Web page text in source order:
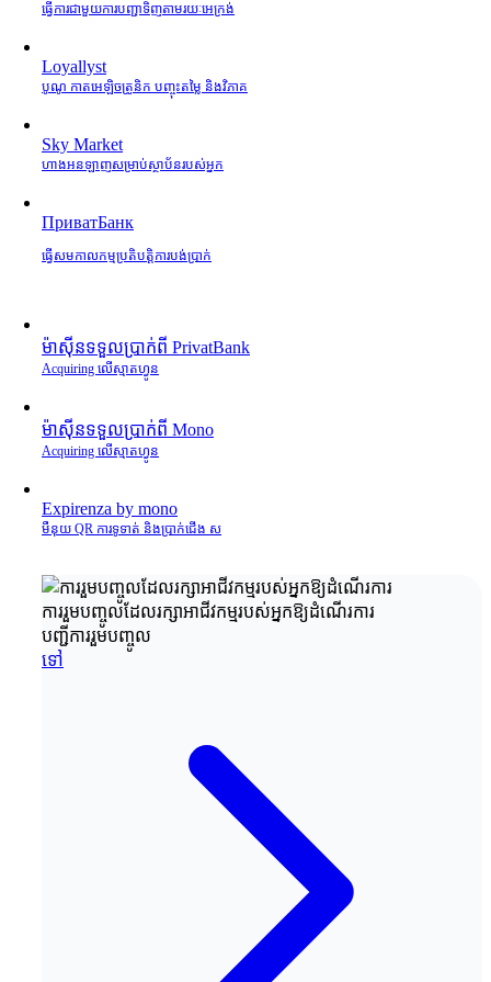
ធ្វើការជាមួយការបញ្ជាទិញតាមរយៈអេក្រង់
Loyallyst
បូណូ កាតអេឡិចត្រូនិក បញ្ចុះតម្លៃ និងវិភាគ
Sky Market
ហាងអនឡាញសម្រាប់ស្ថាប័នរបស់អ្នក
ПриватБанк
ធ្វើសមកាលកម្មប្រតិបត្តិការបង់ប្រាក់
ម៉ាស៊ីនទទួលប្រាក់ពី PrivatBank
Acquiring លើស្មាតហ្វូន
ម៉ាស៊ីនទទួលប្រាក់ពី Mono
Acquiring លើស្មាតហ្វូន
Expirenza by mono
មឺនុយ QR ការទូទាត់ និងប្រាក់ជើង ស
ការរួមបញ្ចូលដែលរក្សាអាជីវកម្មរបស់អ្នកឱ្យដំណើរការ
បញ្ជីការរួមបញ្ចូល
ទៅ